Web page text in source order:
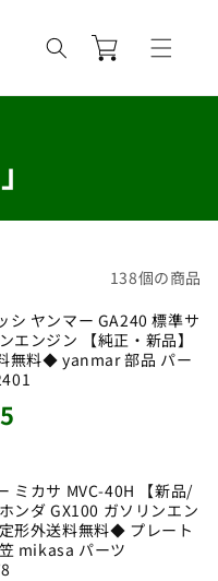
ー
138個の商品
シ ヤンマー GA240 標準サ
エンジン 【純正・新品】
無料◆ yanmar 部品 パー
ミカサ MVC-40H 【新品/
ンダ GX100 ガソリンエン
形外送料無料◆ プレート
mikasa パーツ